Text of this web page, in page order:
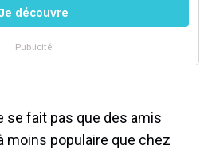
se fait pas que des amis
moins populaire que chez